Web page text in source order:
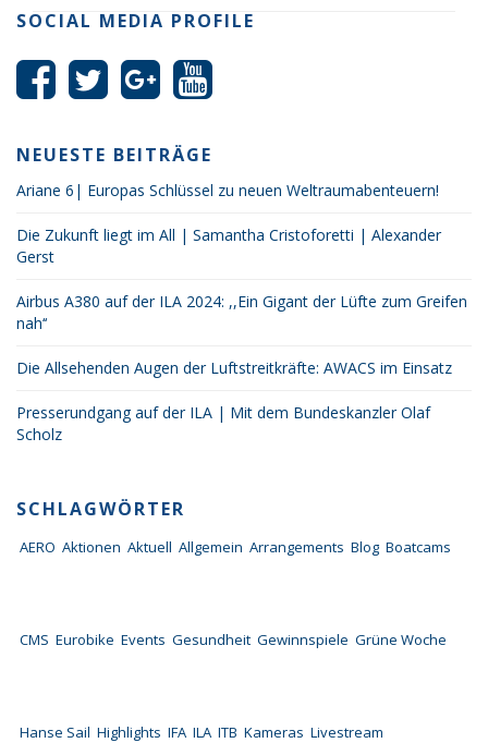
SOCIAL MEDIA PROFILE
NEUESTE BEITRÄGE
Ariane 6| Europas Schlüssel zu neuen Weltraumabenteuern!
Die Zukunft liegt im All | Samantha Cristoforetti | Alexander
Gerst
Airbus A380 auf der ILA 2024: ,,Ein Gigant der Lüfte zum Greifen
nah‘‘
Die Allsehenden Augen der Luftstreitkräfte: AWACS im Einsatz
Presserundgang auf der ILA | Mit dem Bundeskanzler Olaf
Scholz
SCHLAGWÖRTER
AERO Aktionen Aktuell Allgemein Arrangements Blog Boatcams
CMS Eurobike Events Gesundheit Gewinnspiele Grüne Woche
Hanse Sail Highlights IFA ILA ITB Kameras Livestream